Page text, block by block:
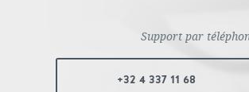
Support par
+32 4 337 11 68